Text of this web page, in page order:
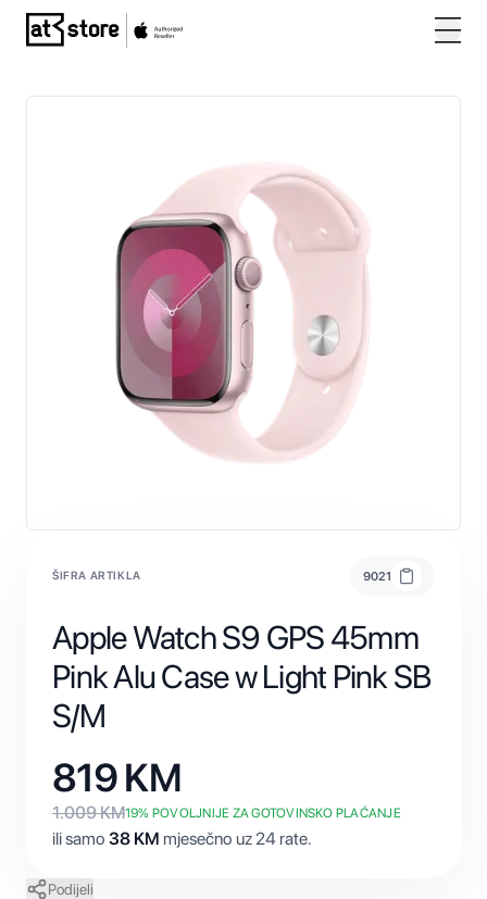
Posjetite početnu stranicu AT Store
ŠIFRA ARTIKLA 9021
Apple Watch S9 GPS 45mm
Pink Alu Case w Light Pink SB
S/M
819KM
1.009KM19% POVOLJNIJE ZA GOTOVINSKO PLAĆANJE
ili samo 38 KM mjesečno uz 24 rate.
Podijeli